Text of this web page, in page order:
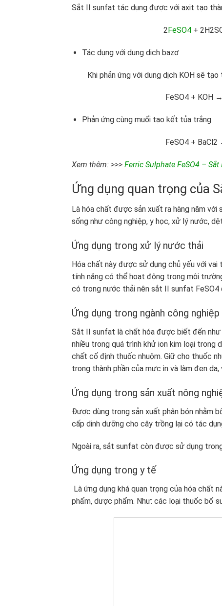
Sắt II sunfat tác dụng được với axit tạo
2FeSO4 + 2H2
Tác dụng với dung dịch bazơ
Khi phản ứng với dung dịch KOH sẽ tạo
FeSO4 + KOH
Phản ứng cùng muối tạo kết tủa trắng
FeSO4 + BaCl2
Xem thêm: >>> Ferric Sulphate FeSO4 – Sắt
Ứng dụng quan trọng của
Là hóa chất được sản xuất ra hàng năm
sống như công nghiệp, y học, xử lý nước,
Ứng dụng trong xử lý nước thải
Hóa chất này được sử dụng chủ yếu với
tính năng có thể hoạt động trong môi
có trong nước thải nên sắt II sunfat FeSO4
Ứng dụng trong ngành công
Sắt II sunfat là chất hóa được biết đến như
nhiều trong quá trình khử ion kim loại trong
chất cố định thuốc nhuộm. Giữ cho thuốc
trong thành phần của mực in và làm đen da,
Ứng dụng trong sản xuất nông
Được dùng trong sản xuất phân bón nhằm
cấp dinh dưỡng cho cây trồng lại có tác
Ngoài ra, sắt sunfat còn được sử dụng
Ứng dụng trong y tế
Là ứng dụng khá quan trọng của hóa chất
phẩm, dược phẩm. Như: các loại thuốc bổ